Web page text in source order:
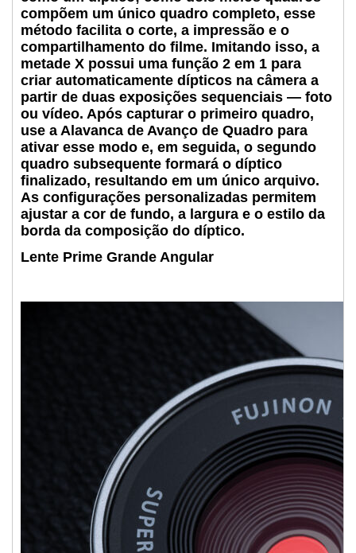
compõem um único quadro completo, esse
método facilita o corte, a impressão e o
compartilhamento do filme. Imitando isso, a
metade X possui uma função 2 em 1 para
criar automaticamente dípticos na câmera a
partir de duas exposições sequenciais — foto
ou vídeo. Após capturar o primeiro quadro,
use a Alavanca de Avanço de Quadro para
ativar esse modo e, em seguida, o segundo
quadro subsequente formará o díptico
finalizado, resultando em um único arquivo.
As configurações personalizadas permitem
ajustar a cor de fundo, a largura e o estilo da
borda da composição do díptico.
Lente Prime Grande Angular